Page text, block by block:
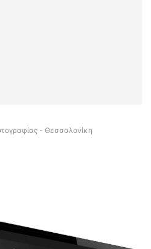
- Θεσσαλονίκη